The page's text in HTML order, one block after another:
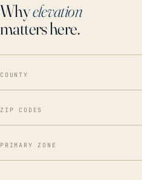
Whyelevation
matters here.
COUNTY
ZIP CODES
PRIMARY ZONE